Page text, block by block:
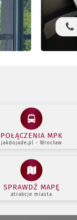
POŁĄCZENIA MPK
jakdojade.pl - Wrocław
SPRAWDŹ MAPĘ
atrakcje miasta